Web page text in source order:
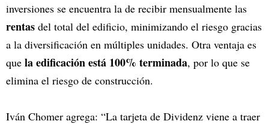
inversiones se encuentra la de recibir mensualmente las
rentas del total del edificio, minimizando el riesgo gracias
a la diversificación en múltiples unidades. Otra ventaja es
que la edificación está 100% terminada, por lo que se
elimina el riesgo de construcción.
Iván Chomer agrega: “La tarjeta de Dividenz viene a traer